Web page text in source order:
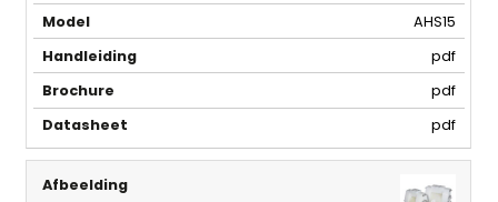
AHS15
pdf
pdf
pdf